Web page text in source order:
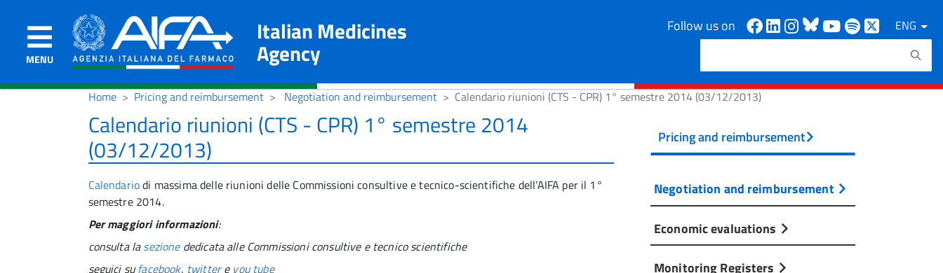
MENU
Italian Medicines
Agency
Follow us on Facebook
Linkedin
Instagram
Bluesky
Youtube
Spotify
ENGSearch
Home Pricing and reimbursement Negotiation and reimbursement Calendario riunioni (CTS - CPR) 1° semestre 2014 (03/12/2013)
Calendario riunioni (CTS - CPR) 1° semestre 2014
(03/12/2013)
Calendariodi massima delle riunioni delle Commissioni consultive e tecnico-scientifiche dell’AIFA per il 1°
semestre 2014.
Per maggiori informazioni:
consulta lasezionededicata alle Commissioni consultive e tecnico scientifiche
seguici sufacebook, twittere you tube
Pricing and reimbursement
Negotiation and reimbursement
Economic evaluations
Monitoring Registers